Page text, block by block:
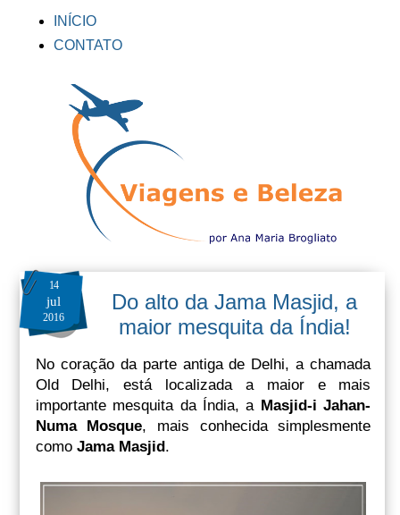
INÍCIO
CONTATO
14
jul
2016
Do alto da Jama Masjid, a
maior mesquita da Índia!
No coração da parte antiga de Delhi, a chamada
Old Delhi, está localizada a maior e mais
importante mesquita da Índia, a Masjid-i Jahan-
Numa Mosque, mais conhecida simplesmente
como Jama Masjid.